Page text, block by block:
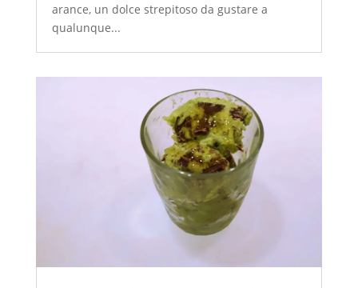
arance, un dolce strepitoso da gustare a
qualunque...